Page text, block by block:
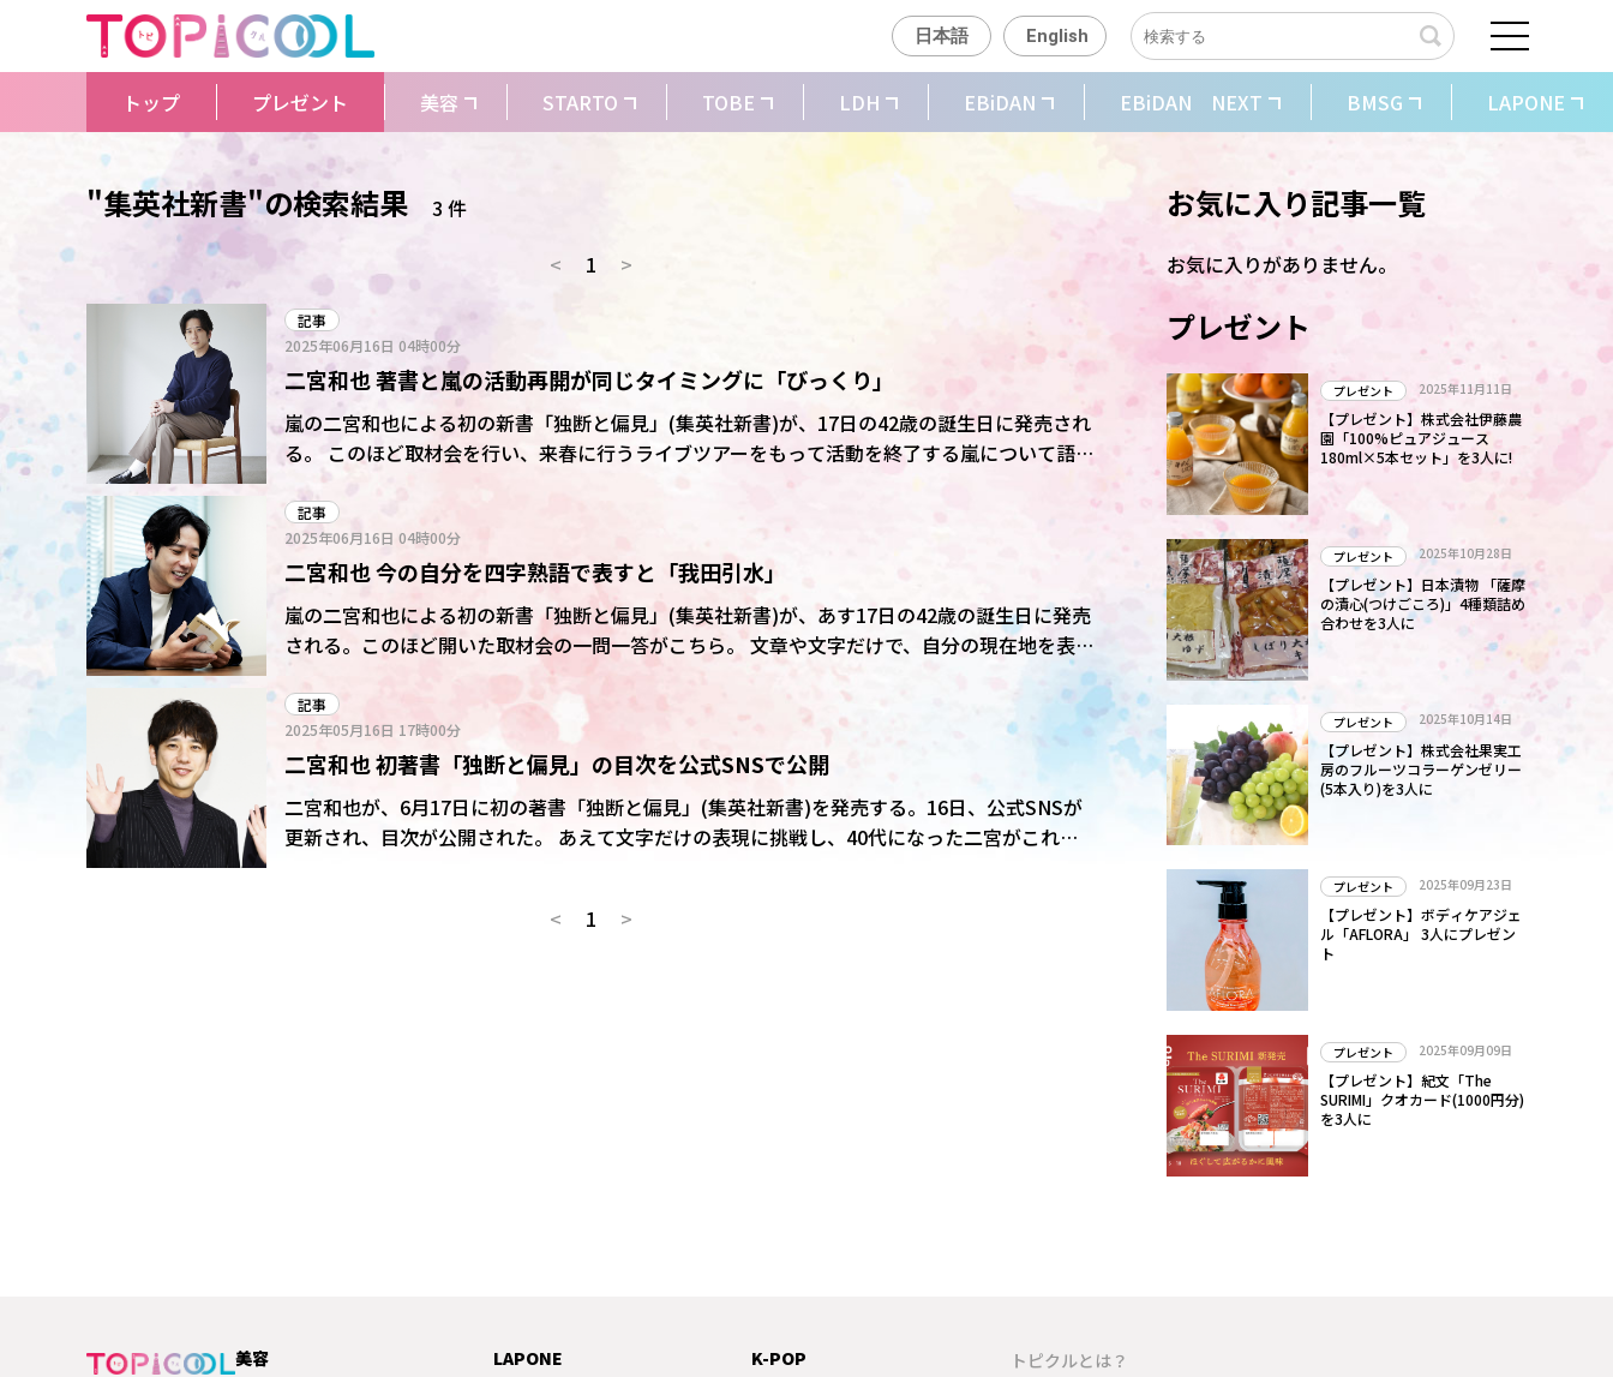
日本語 English
トップ プレゼント 美容 STARTO TOBE LDH EBiDAN EBiDAN NEXT BMSG LAPONE
"集英社新書"の検索結果
3 件
<
1 >
記事
2025年06月16日 04時00分
二宮和也 著書と嵐の活動再開が同じタイミングに「びっくり」
嵐の二宮和也による初の新書「独断と偏見」(集英社新書)が、17日の42歳の誕生日に発売され
る。 このほど取材会を行い、来春に行うライブツアーをもって活動を終了する嵐について語
った。嵐が動き出したことに「僕自身も今考えても、“なぜこのタイミングなんだろう”ってい
うタイミングで嵐が活動再開している。もうやるか、みたいな感じで集まって再会しているの
で、明確な理由がなかった」と説明。現状は「みんなと会って、コンサートをどういうタイミ
ングで、どこでいつ?というのを話し合っている」と明かした。 発表から1カ月あまりでの新
書の発売となったが、関連性については否定した。新書は二宮の誕生日の発売を目指して1年
前から制作。「こちらからすると勝手に嵐が再開したのでびっくりした」と、“新書サイド”の
目線でちゃめっ気たっぷりな二宮節で話した。 新書では、昨年12月の時点で「嵐の二宮であ
ることは念頭にある」とした上で「止まっているものにあまり執着がない」「今この瞬間は嵐
についてあまり考えていない」と発言している。独立やジャニー氏などに関する発言も含め
「仮に話をしている時に嵐が再開していても同じことは言っていたと思う」とした。
記事
2025年06月16日 04時00分
二宮和也 今の自分を四字熟語で表すと「我田引水」
嵐の二宮和也による初の新書「独断と偏見」(集英社新書)が、あす17日の42歳の誕生日に発売
される。このほど開いた取材会の一問一答がこちら。 ――文章や文字だけで、自分の現在地を表現
みに頑張ってこられた。お守りとして一冊にしたい”と話があったことがきっかけ」 ――今の自分
を四字熟語で表すと? 「我田引水。僕自身が僕にそんなに興味がない。興味を持ってくれる人
たちの“こうした方がいいんじゃないか”っていうアドバイスを聞いた時に、(自分に)フィット
してくるかで物事が進む」 ――タイトルについては? 「いただいたタイトルの“百問一答”で読み終
えて、合致してない感じがした。“独断と偏見”になり、非常に読みやすくなった。世の中的に
は偏見に聞こえるかもしれないものも直さず、自分の言葉として載せた」 ――アイドルの概念、信
よ”という、その存在が安全だし安心だし、応援している子供が楽しそうにしているというも
記事
2025年05月16日 17時00分
二宮和也 初著書「独断と偏見」の目次を公式SNSで公開
二宮和也が、6月17日に初の著書「独断と偏見」(集英社新書)を発売する。16日、公式SNSが
更新され、目次が公開された。 あえて文字だけの表現に挑戦し、40代になった二宮がこれま
ょうか?」と呼びかけられていた。
< 1 >
お気に入り記事一覧
お気に入りがありません。
プレゼント
プレゼント 2025年11月11日
【プレゼント】株式会社伊藤農
園「100%ピュアジュース
180ml×5本セット」を3人に!
プレゼント 2025年10月28日
【プレゼント】日本漬物 「薩摩
の漬心(つけごころ)」4種類詰め
合わせを3人に
プレゼント 2025年10月14日
【プレゼント】株式会社果実工
房のフルーツコラーゲンゼリー
(5本入り)を3人に
プレゼント 2025年09月23日
【プレゼント】ボディケアジェ
ル「AFLORA」 3人にプレゼン
ト
プレゼント 2025年09月09日
【プレゼント】紀文「The
SURIMI」クオカード(1000円分)
を3人に
美容
LAPONE
K-POP
トピクルとは？